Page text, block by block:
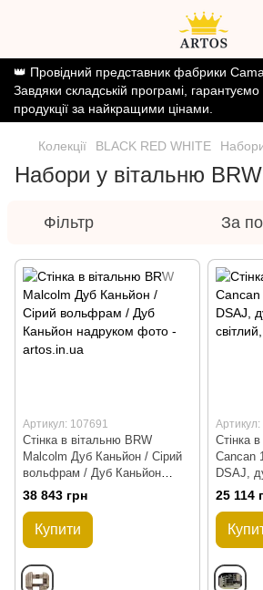
👑 Провідний представник фабрики Cama
Завдяки складській програмі,
продукції за найкращими цінами.
Колекції BLACK RED WHITE
Набори у вітальню BRW
Фільтр За
Артикул: 107691
Стінка в вітальню BRW
Malcolm Дуб Каньйон / Сірий
вольфрам / Дуб Каньйон
надруком
38 843 грн
Купити
Стінка
Cancan
DSAJ,
25 114